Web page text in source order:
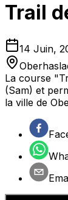
Trail
14 Juin,
La course
(Sam) et
la ville de